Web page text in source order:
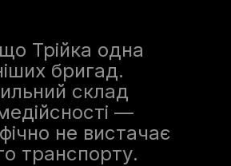
Трійка одна
бригад.
склад
медійсності —
не вистачає
транспорту.